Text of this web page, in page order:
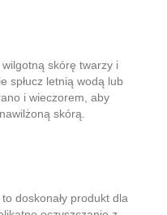
skórę twarzy i
spłucz letnią wodą lub
i wieczorem, aby
skórą.
doskonały produkt dla